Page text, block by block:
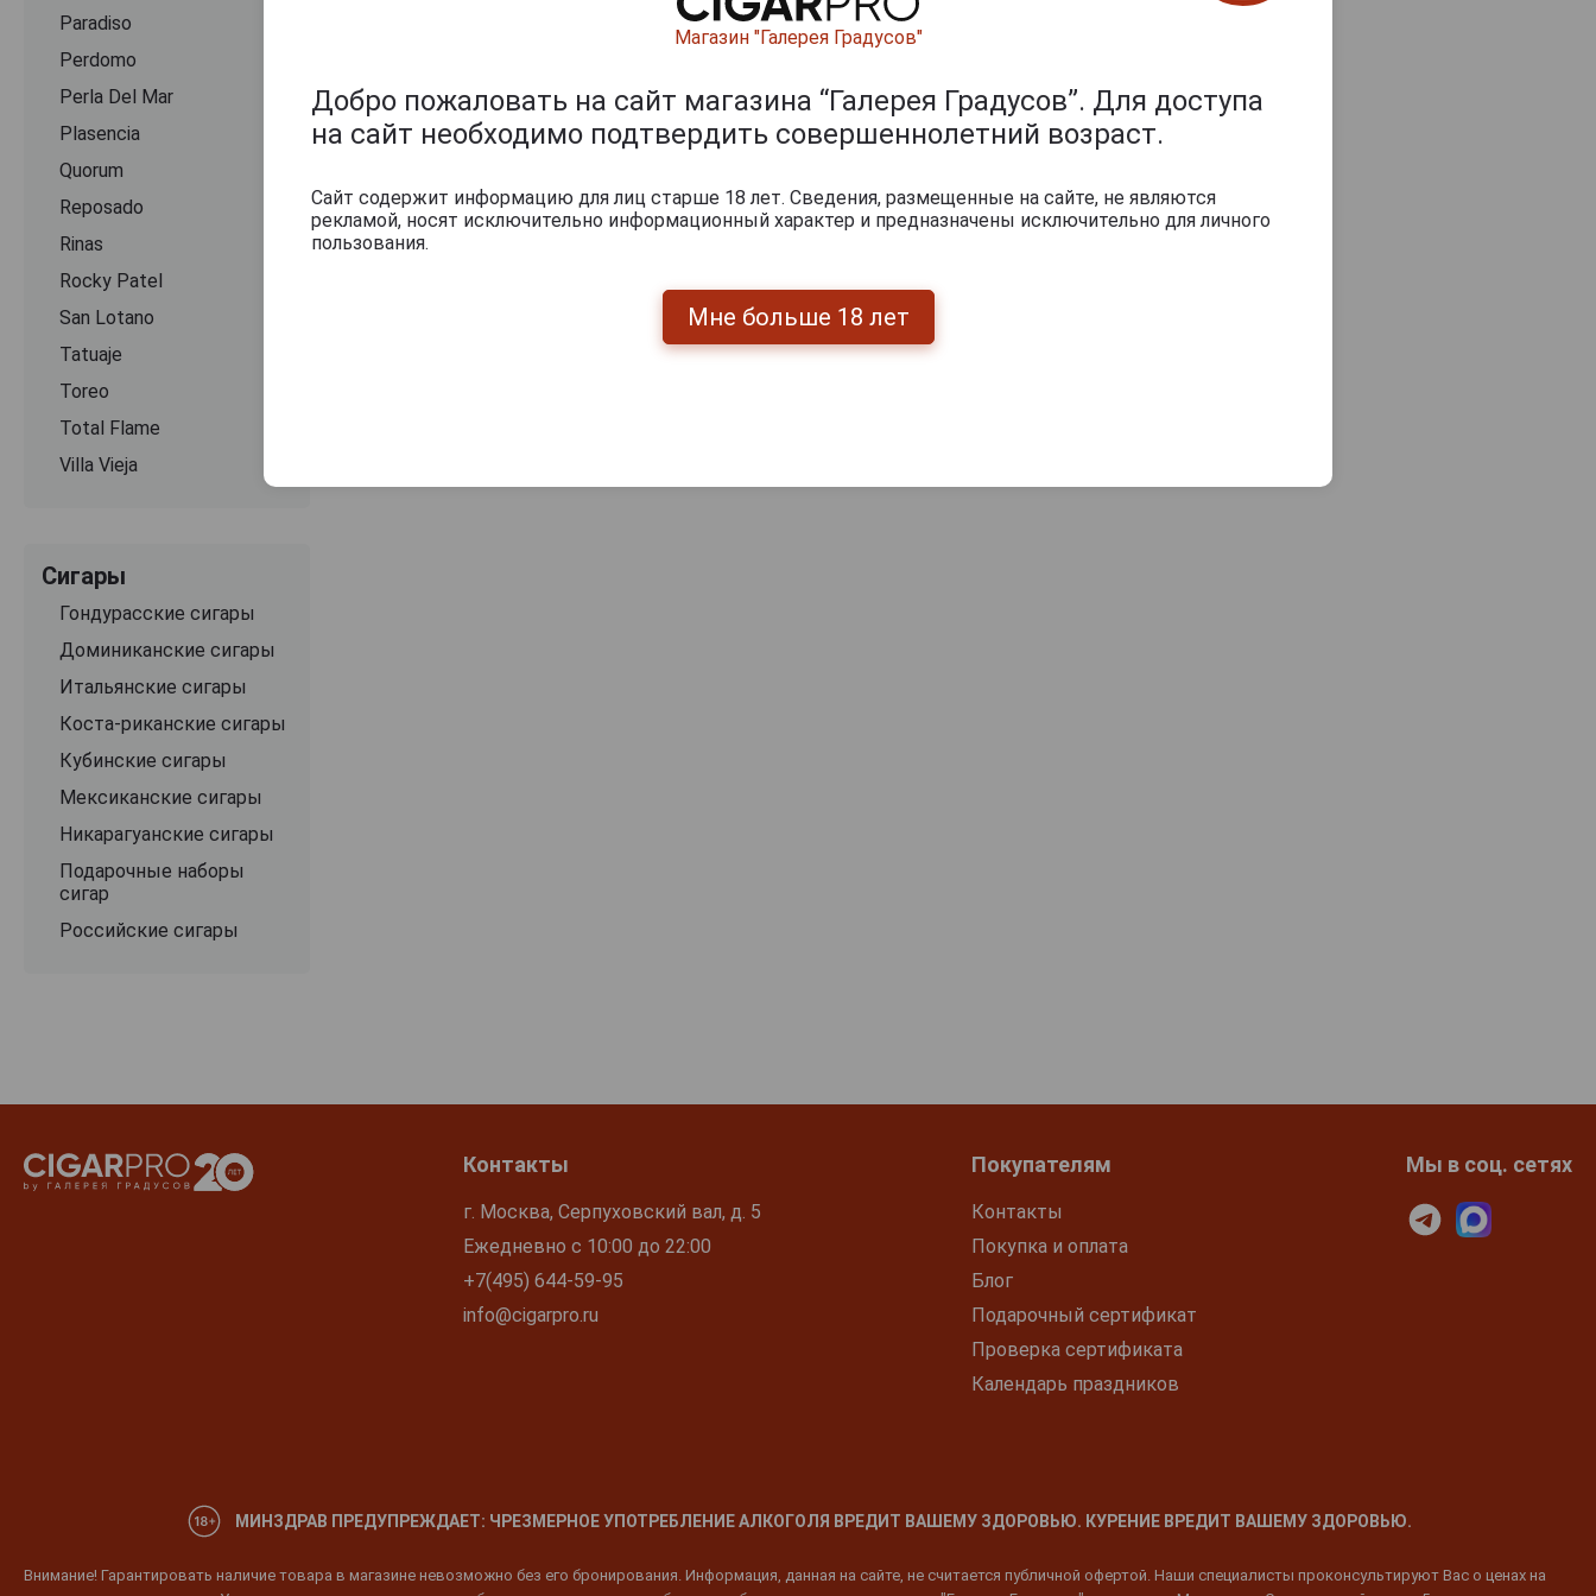
Paradiso
Perdomo
Perla Del Mar
Plasencia
Quorum
Reposado
Rinas
Rocky Patel
San Lotano
Tatuaje
Toreo
Total Flame
Villa Vieja
Сигары
Гондурасские сигары
Доминиканские сигары
Итальянские сигары
Коста-риканские сигары
Кубинские сигары
Мексиканские сигары
Никарагуанские сигары
Подарочные наборы
сигар
Российские сигары
Контакты
г. Москва, Серпуховский вал, д. 5
Ежедневно с 10:00 до 22:00
+7(495) 644-59-95
info@cigarpro.ru
Покупателям
Контакты
Покупка и оплата
Блог
Подарочный сертификат
Проверка сертификата
Календарь праздников
Мы в соц. сетях
МИНЗДРАВ ПРЕДУПРЕЖДАЕТ: ЧРЕЗМЕРНОЕ УПОТРЕБЛЕНИЕ АЛКОГОЛЯ ВРЕДИТ ВАШЕМУ ЗДОРОВЬЮ. КУРЕНИЕ ВРЕДИТ ВАШЕМУ ЗДОРОВЬЮ.
Внимание! Гарантировать наличие товара в магазине невозможно без его бронирования. Информация, данная на сайте, не считается публичной офертой. Наши специалисты проконсультируют Вас о ценах на
Магазин "Галерея Градусов"
Добро пожаловать на сайт магазина “Галерея Градусов”. Для доступа
на сайт необходимо подтвердить совершеннолетний возраст.
Сайт содержит информацию для лиц старше 18 лет. Сведения, размещенные на сайте, не являются
рекламой, носят исключительно информационный характер и предназначены исключительно для личного
пользования.
Мне больше 18 лет